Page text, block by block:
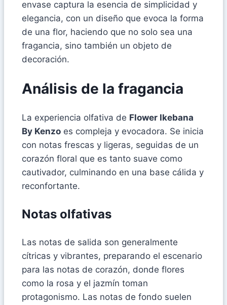
envase captura la esencia de simplicidad y
elegancia, con un diseño que evoca la forma
de una flor, haciendo que no solo sea una
fragancia, sino también un objeto de
decoración.
Análisis de la fragancia
La experiencia olfativa de Flower Ikebana
By Kenzo es compleja y evocadora. Se inicia
con notas frescas y ligeras, seguidas de un
corazón floral que es tanto suave como
cautivador, culminando en una base cálida y
reconfortante.
Notas olfativas
Las notas de salida son generalmente
cítricas y vibrantes, preparando el escenario
para las notas de corazón, donde flores
como la rosa y el jazmín toman
protagonismo. Las notas de fondo suelen